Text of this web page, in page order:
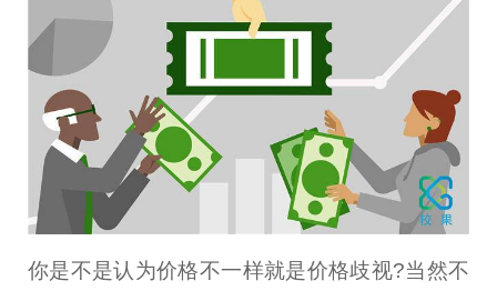
你是不是认为价格不一样就是价格歧视?当然不